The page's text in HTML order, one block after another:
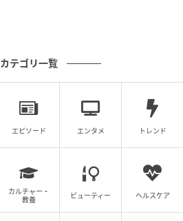
全話一覧を見る
カテゴリ一覧
エピソード エンタメ トレンド
カルチャー・
教養
ビューティー ヘルスケア